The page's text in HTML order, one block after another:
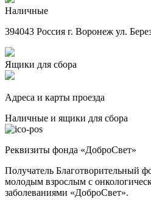
Наличные
394043 Россия г. Воронеж ул.
Ящики для сбора
Адреса и карты проезда
Наличные и ящики для сбора
Реквизиты фонда «ДоброСвет»
Получатель Благотворительный
молодым взрослым с
заболеваниями «ДоброСвет».